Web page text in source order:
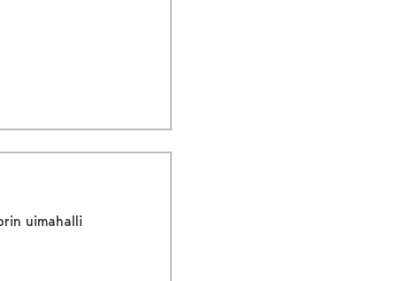
uimahalli